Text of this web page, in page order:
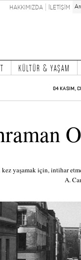
HAKKIMIZDA İLETİŞİM
KÜLTÜR & YAŞAM
04 KASIM,
yaşamak için, intihar
A.